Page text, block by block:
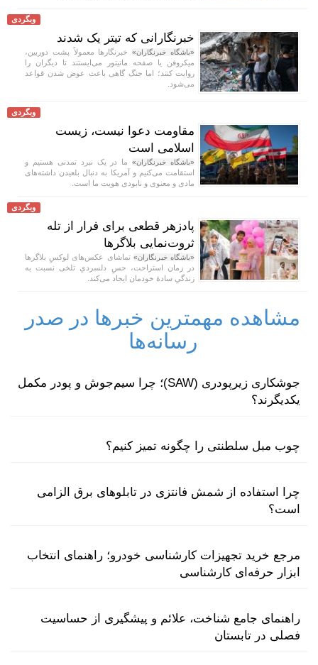
وبگردی
خبرنگارانی که تیتر یک شدند
«باشگاه خبرنگاران»خبرنگار‌ها معمولاً پشت دوربین،
میکروفن یا صفحه مانیتور می‌ایستند تا دیگران را
روایت کنند؛ اما جنگ گاهی باعث عوض شدن قواعد
می‌شود.
وبگردی
مقاومت دعوا نیست، زیست
اسلامی است
«باشگاه خبرنگاران»ما در یک نبرد تمدنی هستیم و
استقامت می‌کنیم و آمریکا به دنبال بلعیدن داشته‌های
مادی و معنوی و نابودی هویت ما است.
وبگردی
پادزهر قطعی برای فرار از تله
ثروت‌نمایی بلاگر‌ها
«باشگاه خبرنگاران» تماشای عکس‌های لوکسِ بلاگر‌ها
در زمان استراحت، حسِ دلسردیِ تلخی نسبت به
زندگیِ سادهٔ خودمان ایجاد می‌کند.
مشاهده مهمترین خبرها در صدر
رسانه‌ها
جوشکاری زیرپودری (SAW)؛ چرا سیم‌جوش و پودر مکمل
یکدیگرند؟
چوب مبل سلطنتی را چگونه تمیز کنیم؟
چرا استفاده از شمش فانتزی در تابلوهای برق الزامی
است؟
مرجع خرید تجهیزات کارشناسی خودرو؛ راهنمای انتخاب
ابزار حرفه‌ای کارشناسی
راهنمای جامع شناخت، علائم و پیشگیری از حساسیت
فصلی در تابستان